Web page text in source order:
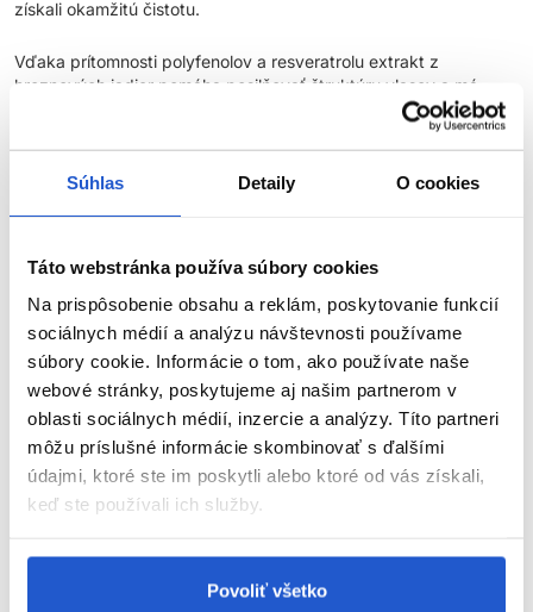
Súhlas Detaily O cookies
Táto webstránka používa súbory cookies
Na prispôsobenie obsahu a reklám, poskytovanie funkcií
sociálnych médií a analýzu návštevnosti používame
súbory cookie. Informácie o tom, ako používate naše
webové stránky, poskytujeme aj našim partnerom v
oblasti sociálnych médií, inzercie a analýzy. Títo partneri
môžu príslušné informácie skombinovať s ďalšími
údajmi, ktoré ste im poskytli alebo ktoré od vás získali,
keď ste používali ich služby.
Povoliť všetko
získali okamžitú čistotu.
Vďaka prítomnosti polyfenolov a resveratrolu extrakt z
hroznových jadier pomáha posilňovať štruktúru vlasov a má
antioxidačný a ochranný účinok na farbu v priebehu času.
Napokon, hodvábne proteíny majú mimoriadnu hydratačnú silu a
pomáhajú predchádzať lámaniu vlasov, výsledkom čoho sú
lesklé, hodvábne a štruktúrované vlasy.
parafínu.
Hlavné výhody:
Ideálne pre všetky typy blond, odfarbených alebo sivých
vlasov
Vhodné pre blond základy 8-9-10
Vyživujúce zloženie s kyslým pH
Obohatené o extra fialový pigment
Vyživuje a hydratuje
Neutralizuje nežiaduce žlté odlesky
Zanecháva vlasy jemné a lesklé
ZOBRAZIŤ VIAC